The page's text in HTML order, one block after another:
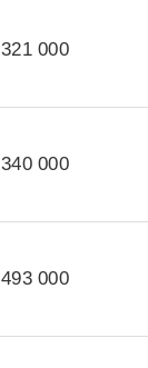
321 000
340 000
493 000